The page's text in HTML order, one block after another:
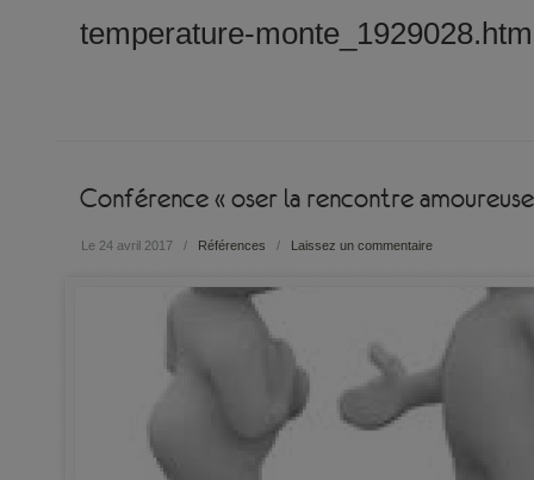
temperature-
Conférence « oser la rencontre
Le 24 avril 2017 / Références / Laissez un commentaire